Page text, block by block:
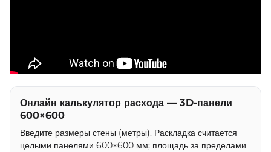
Онлайн калькулятор расхода — 3D-панели
600×600
Введите размеры стены (метры). Раскладка считается
целыми панелями 600×600 мм; площадь за пределами